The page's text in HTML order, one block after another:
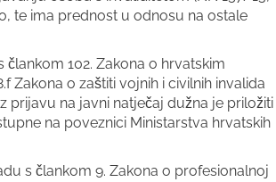
te ima prednost u odnosu na ostale
102. Zakona o hrvatskim
Zakona o zaštiti vojnih i civilnih invalida
prijavu na javni natječaj dužna je priložiti
na poveznici Ministarstva hrvatskih
s člankom 9. Zakona o profesionalnoj